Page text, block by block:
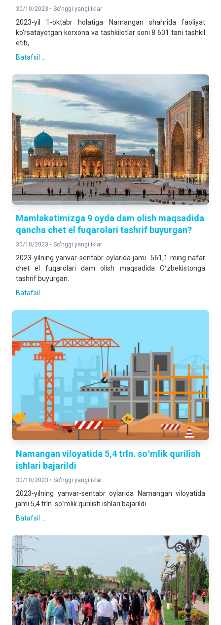
30/10/2023 • So'nggi yangiliklar
2023-yil 1-oktabr holatiga Namangan shahrida faoliyat
ko‘rsatayotgan korxona va tashkilotlar soni 8 601 tani tashkil
etib,
Batafsil ...
Mamlakatimizga 9 oyda dam olish maqsadida
qancha chet el fuqarolari tashrif buyurgan?
30/10/2023 • So'nggi yangiliklar
2023-yilning yanvar-sentabr oylarida jami 561,1 ming nafar
chet el fuqarolari dam olish maqsadida Oʻzbekistonga
tashrif buyurgan.
Batafsil ...
Namangan viloyatida 5,4 trln. soʻmlik qurilish
ishlari bajarildi
30/10/2023 • So'nggi yangiliklar
2023-yilning yanvar-sentabr oylarida Namangan viloyatida
jami 5,4 trln. soʻmlik qurilish ishlari bajarildi.
Batafsil ...